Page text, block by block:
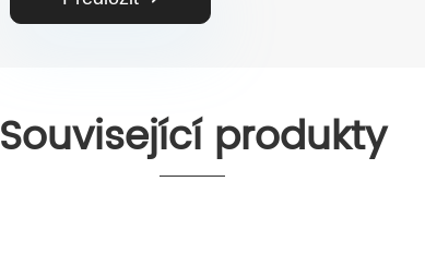
Související produkty